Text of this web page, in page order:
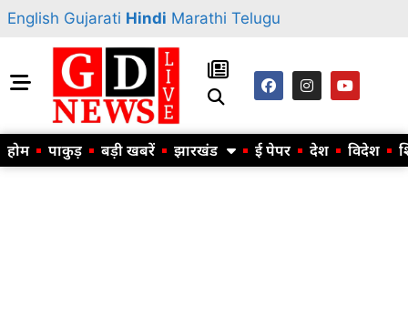
English Gujarati Hindi Marathi Telugu
होम पाकुड़ बड़ी खबरें झारखंड ई पेपर देश विदेश